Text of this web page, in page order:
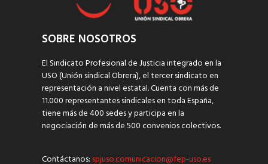
SOBRE NOSOTROS
El Sindicato Profesional de Justicia integrado en la
USO (Unión sindical Obrera), el tercer sindicato en
representación a nivel estatal. Cuenta con más de
11.000 representantes sindicales en toda España,
tiene más de 400 sedes y participa en la
negociación de más de 500 convenios colectivos.
Contáctanos: spjuso.comunicacion@fep-uso.es